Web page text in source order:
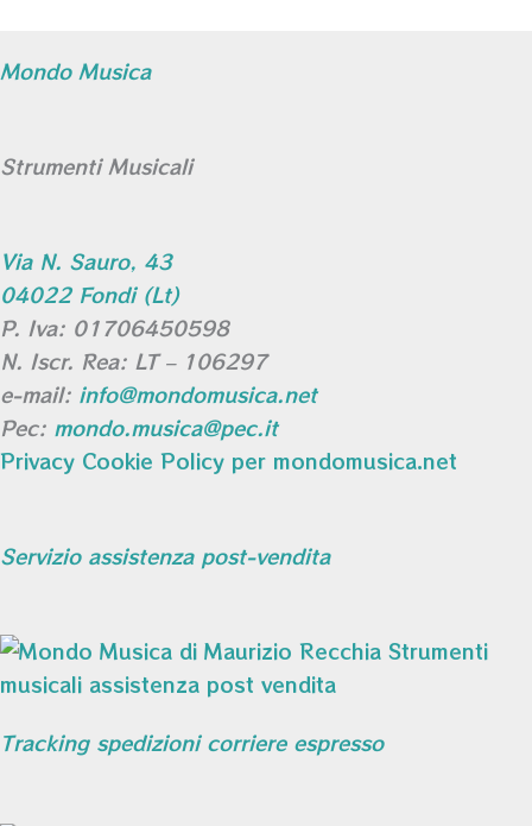
Mondo Musica
Strumenti Musicali
Via N. Sauro, 43
04022 Fondi (Lt)
P. Iva: 01706450598
N. Iscr. Rea: LT – 106297
e-mail: info@mondomusica.net
Pec: mondo.musica@pec.it
Privacy Cookie Policy per mondomusica.net
Servizio assistenza post-vendita
Tracking spedizioni corriere espresso